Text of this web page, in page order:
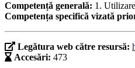
Competență generală: 1.
Competența specifică vizată
Legătura web către resursă:
Accesări: 473